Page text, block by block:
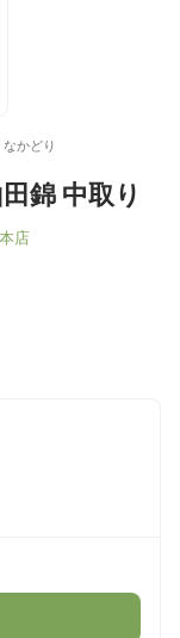
かどり
錦 中取り
店